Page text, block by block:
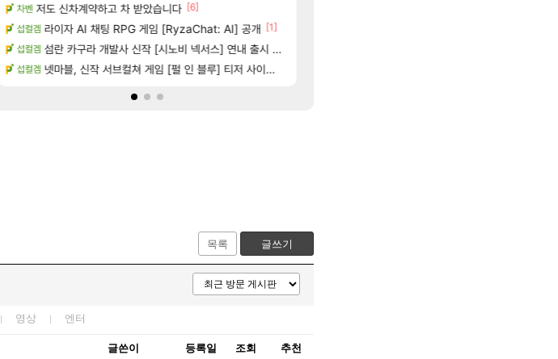
메이플 빵값 문의 후기 [87]
메이플 챌린저#77777 저격했습니다! [103]
LoL 페이즈 감상평 [2]
로아 벨가르딘 나이트메어 TOP 10 직업별 분포 [125]
차벤 저도 신차계약하고 차 받았습니다 [6]
섭컬겜 라이자 AI 채팅 RPG 게임 [RyzaChat: AI] 공개 [1]
섭컬겜 섬란 카구라 개발사 신작 [시노비 넥서스] 연내 출시 예정
섭컬겜 넷마블, 신작 서브컬쳐 게임 [펄 인 블루] 티저 사이트 오픈
목록 글쓰기
영상 엔터
글쓴이 등록일 조회 추천